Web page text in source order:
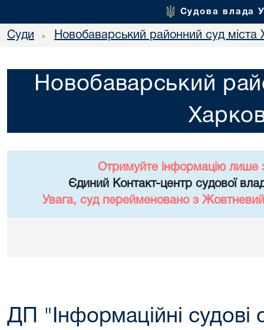
Судова влада
Суди • Новобаварський районний суд міста
Новобаварський
Отримуйте інформацію лише
Єдиний Контакт-центр судової
Увага, суд перейменовано з
ДП "Інформаційні